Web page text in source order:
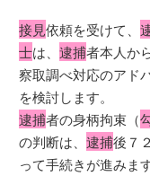
接見依頼を受けて、
士は、逮捕者本人か
察取調べ対応のアド
を検討します。
逮捕者の身柄拘束（
の判断は、逮捕後７
って手続きが進みます